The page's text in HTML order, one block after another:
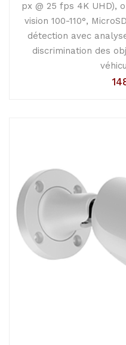
px @ 25 fps 4K UHD),
vision 100-110°,
détection avec
discrimination des